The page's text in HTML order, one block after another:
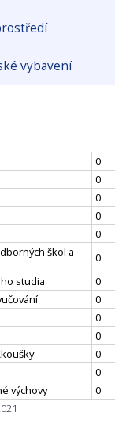
vybavení
0
0
0
0
0
škol a
0
studia
0
0
0
0
0
0
výchovy
0